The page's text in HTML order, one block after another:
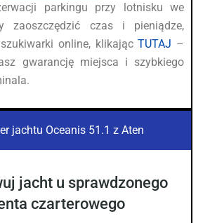
parkingu przy lotnisku we
zaoszczędzić czas i pieniądze,
online, klikającTUTAJ –
gwarancję miejsca i szybkiego
jachtu Oceanis 51.1 z Aten
jacht u sprawdzonego
czarterowego